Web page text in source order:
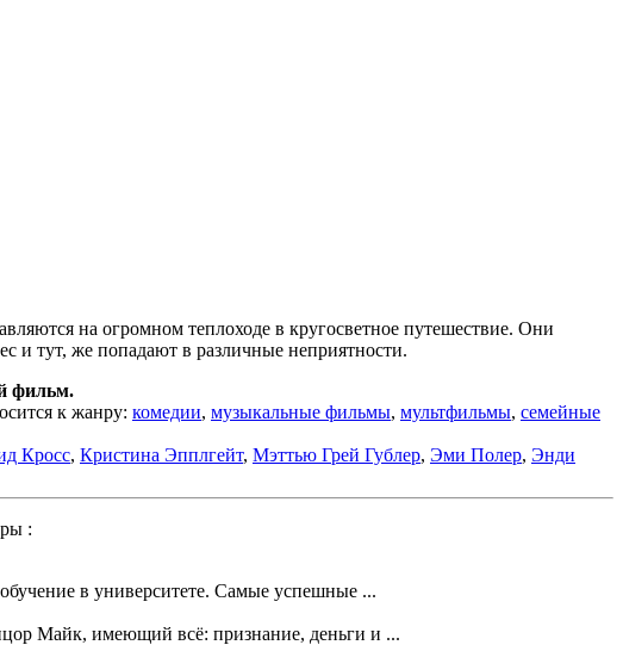
на огромном теплоходе в кругосветное путешествие. Они
и тут, же попадают в различные неприятности.
фильм.
к жанру: комедии, музыкальные фильмы, мультфильмы, семейные
Кросс, Кристина Эпплгейт, Мэттью Грей Гублер, Эми Полер, Энди
:
в университете. Самые успешные ...
Майк, имеющий всё: признание, деньги и ...